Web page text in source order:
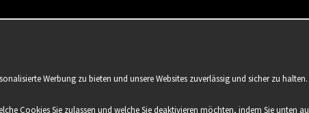
Werbung zu bieten und unsere Websites zuverlässig und sicher zu
Cookies Sie zulassen und welche Sie deaktivieren möchten, indem Sie unten